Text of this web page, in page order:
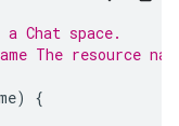
Chat space.
The resource
)
{